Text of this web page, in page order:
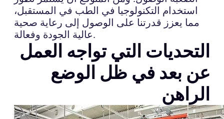
استخدام التكنولوجيا في الطب في المستقبل،
مما يعزز قدرتنا على الوصول إلى رعاية صحية
عالية الجودة وفعالة.
التحديات التي تواجه العمل
عن بعد في ظل الوضع
الراهن